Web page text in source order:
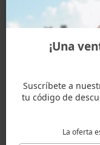
¡Una
Suscríbete a
tu código de
La oferta